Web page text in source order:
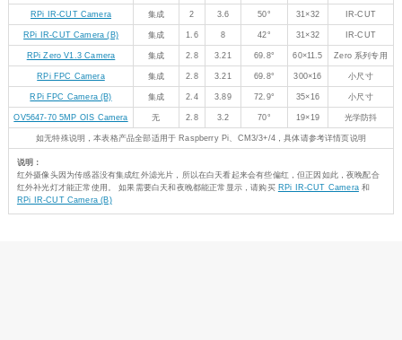
RPi IR-CUT Camera 集成 2 3.6 50° 31×32 IR-CUT
RPi IR-CUT Camera (B) 集成 1.6 8 42° 31×32 IR-CUT
RPi Zero V1.3 Camera 集成 2.8 3.21 69.8° 60×11.5 Zero 系列专用
RPi FPC Camera 集成 2.8 3.21 69.8° 300×16 小尺寸
RPi FPC Camera (B) 集成 2.4 3.89 72.9° 35×16 小尺寸
OV5647-70 5MP OIS Camera 无 2.8 3.2 70° 19×19 光学防抖
如无特殊说明，本表格产品全部适用于 Raspberry Pi、CM3/3+/4，具体请参考详情页说明
说明：
红外摄像头因为传感器没有集成红外滤光片，所以在白天看起来会有些偏红，但正因如此，夜晚配合
红外补光灯才能正常使用。 如果需要白天和夜晚都能正常显示，请购买 RPi IR-CUT Camera和
RPi IR-CUT Camera (B)